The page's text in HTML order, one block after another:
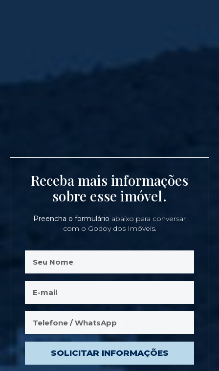
Receba mais informações
sobre esse imóvel.
Preencha o formulário abaixo para conversar
com o Godoy dos Imóveis.
SOLICITAR INFORMAÇÕES